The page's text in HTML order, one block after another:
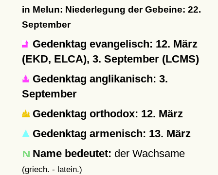
in Melun: Niederlegung der Gebeine: 22.
September
Gedenktag evangelisch: 12. März
(EKD, ELCA), 3. September (LCMS)
Gedenktag anglikanisch: 3.
September
Gedenktag orthodox: 12. März
Gedenktag armenisch: 13. März
Name bedeutet: der Wachsame
(griech. - latein.)